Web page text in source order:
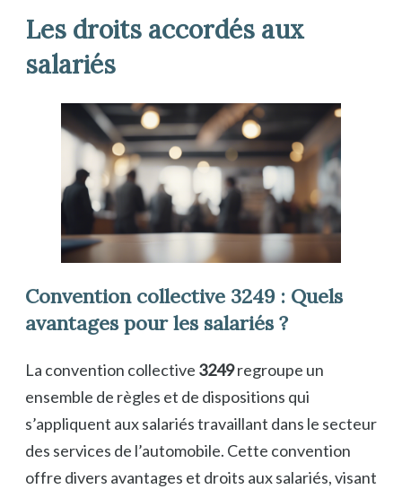
Les droits accordés aux
salariés
Convention collective 3249 : Quels
avantages pour les salariés ?
La convention collective 3249regroupe un
ensemble de règles et de dispositions qui
s’appliquent aux salariés travaillant dans le secteur
des services de l’automobile. Cette convention
offre divers avantages et droits aux salariés, visant